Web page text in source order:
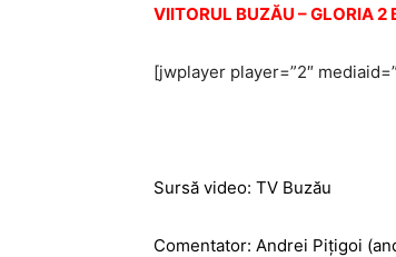
VIITORUL BUZĂU – GLORIA 2
[jwplayer player=”2″
Sursă video: TV Buzău
Comentator: Andrei Piţigoi